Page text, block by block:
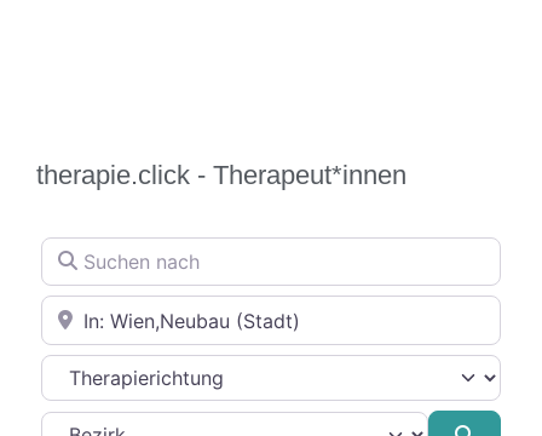
therapie.click - Therapeut*innen
Suchen nach
In der Nähe
Therapierichtung